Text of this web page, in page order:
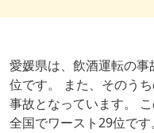
愛媛県は、飲酒運転の
位です。 また、そのう
事故となっています。
全国でワースト29位です。